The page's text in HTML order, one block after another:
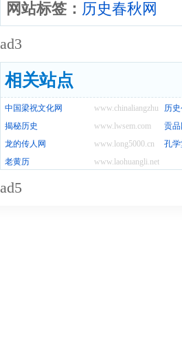
网站标签： 历史春秋网
ad3
相关站点
www.chinaliangzhu.com
中国梁祝文化网
历
www.lwsem.com
揭秘历史
贡品
www.long5000.cn
龙的传人网
孔
www.laohuangli.net
老黄历
ad5